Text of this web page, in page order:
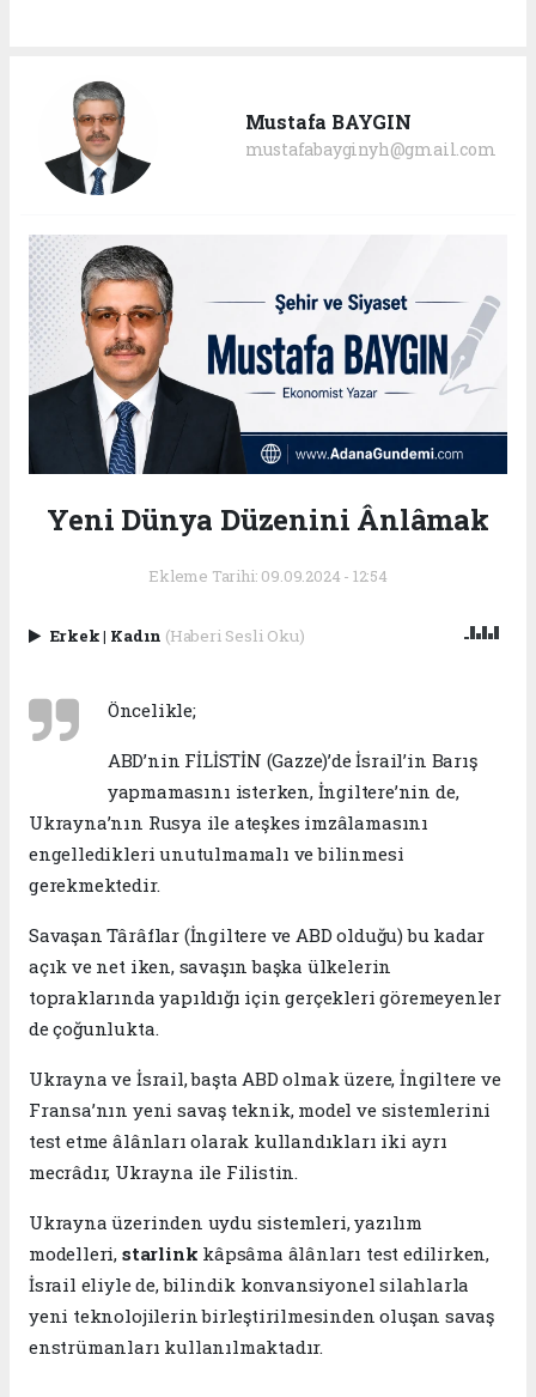
Mustafa BAYGIN
mustafabayginyh@gmail.com
Yeni Dünya Düzenini Ânlâmak
Ekleme Tarihi: 09.09.2024 - 12:54
Erkek| Kadın (Haberi Sesli Oku)
Öncelikle;
ABD’nin FİLİSTİN (Gazze)’de İsrail’in Barış
yapmamasını isterken, İngiltere’nin de,
Ukrayna’nın Rusya ile ateşkes imzâlamasını
engelledikleri unutulmamalı ve bilinmesi
gerekmektedir.
Savaşan Târâflar (İngiltere ve ABD olduğu) bu kadar
açık ve net iken, savaşın başka ülkelerin
topraklarında yapıldığı için gerçekleri göremeyenler
de çoğunlukta.
Ukrayna ve İsrail, başta ABD olmak üzere, İngiltere ve
Fransa’nın yeni savaş teknik, model ve sistemlerini
test etme âlânları olarak kullandıkları iki ayrı
mecrâdır, Ukrayna ile Filistin.
Ukrayna üzerinden uydu sistemleri, yazılım
modelleri, starlink kâpsâma âlânları test edilirken,
İsrail eliyle de, bilindik konvansiyonel silahlarla
yeni teknolojilerin birleştirilmesinden oluşan savaş
enstrümanları kullanılmaktadır.